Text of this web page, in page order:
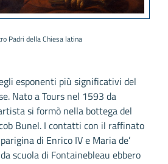
Padri della Chiesa latina
esponenti più significativi del
Nato a Tours nel 1593 da
si formò nella bottega del
Bunel. I contatti con il raffinato
di Enrico IV e Maria de’
scuola di Fontainebleau ebbero